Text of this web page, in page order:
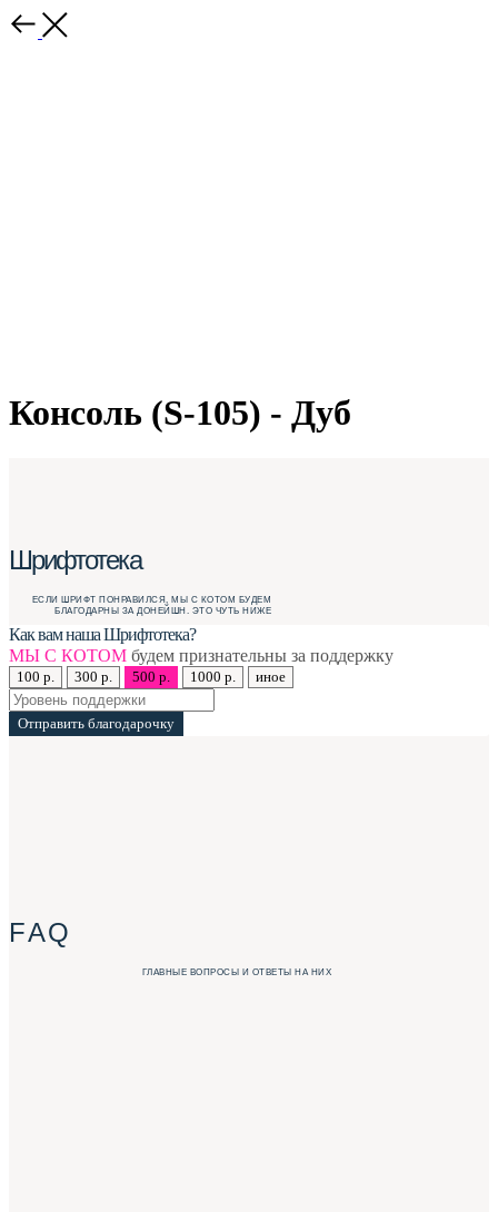
Консоль (S-105) - Дуб
Шрифтотека
ЕСЛИ ШРИФТ ПОНРАВИЛСЯ, МЫ С КОТОМ БУДЕМ
БЛАГОДАРНЫ ЗА ДОНЕЙШН. ЭТО ЧУТЬ НИЖЕ
Как вам наша Шрифтотека?
МЫ С КОТОМ будем признательны за поддержку
100 р. 300 р. 500 р. 1000 р. иное
Отправить благодарочку
F A Q
ГЛАВНЫЕ ВОПРОСЫ И ОТВЕТЫ НА НИХ